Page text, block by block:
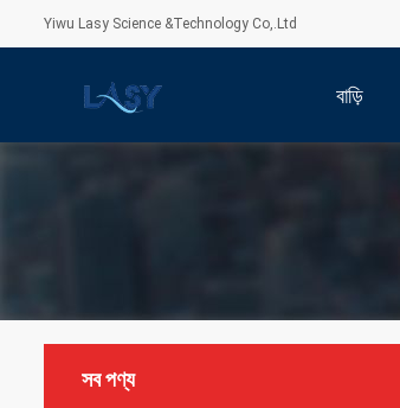
Yiwu Lasy Science &Technology Co,.Ltd
বাড়ি
সব পণ্য